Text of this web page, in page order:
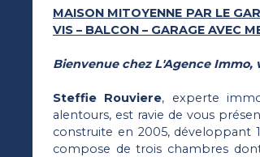
MAISON MITOYENNE PAR LE
VIS – BALCON – GARAGE AVEC
Bienvenue chez L'Agence
Steffie Rouviere, experte
alentours, est ravie de vous
construite en 2005, développant
compose de trois chambres